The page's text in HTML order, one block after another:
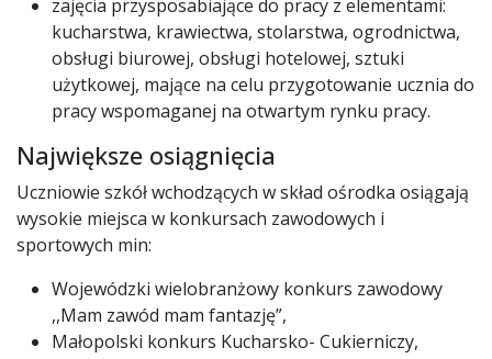
zajęcia przysposabiające do pracy z elementami:
kucharstwa, krawiectwa, stolarstwa, ogrodnictwa,
obsługi biurowej, obsługi hotelowej, sztuki
użytkowej, mające na celu przygotowanie ucznia do
pracy wspomaganej na otwartym rynku pracy.
Największe osiągnięcia
Uczniowie szkół wchodzących w skład ośrodka osiągają
wysokie miejsca w konkursach zawodowych i
sportowych min:
Wojewódzki wielobranżowy konkurs zawodowy
,,Mam zawód mam fantazję”,
Małopolski konkurs Kucharsko- Cukierniczy,